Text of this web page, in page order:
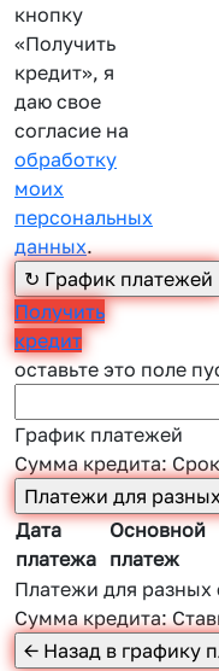
кнопку
«Получить
кредит», я
даю свое
согласие на
обработку
моих
персональных
данных.
Получить
кредит
оставьте это поле
График платежей
Сумма кредита:
Дата
платежа
Основной
платеж
Платежи для разных
Сумма кредита: